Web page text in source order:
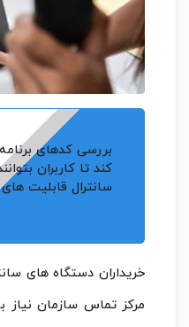
بررسی کدهای
کند تا کاربران
سانترال قابلیت
خریداران دستگاه های
مرکز تماس سازمان